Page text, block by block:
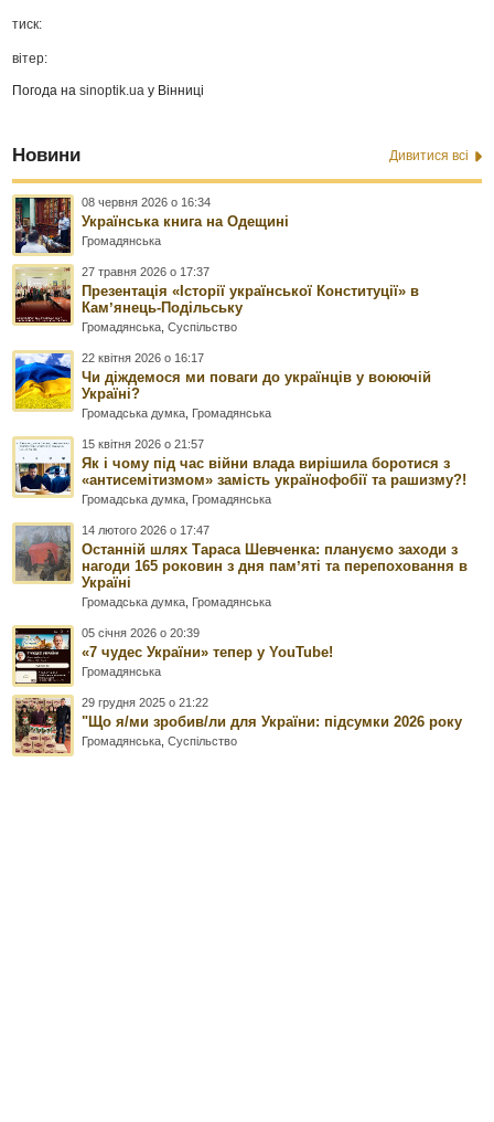
тиск:
вітер:
Погода наsinoptik.ua у Вінниці
Новини Дивитися всі
08 червня 2026 о 16:34
Українська книга на Одещині
Громадянська
27 травня 2026 о 17:37
Презентація «Історії української Конституції» в
Камʼянець-Подільську
Громадянська,Суспільство
22 квітня 2026 о 16:17
Чи діждемося ми поваги до українців у воюючій
Україні?
Громадська думка, Громадянська
15 квітня 2026 о 21:57
Як і чому під час війни влада вирішила боротися з
«антисемітизмом» замість українофобії та рашизму?!
Громадська думка, Громадянська
14 лютого 2026 о 17:47
Останній шлях Тараса Шевченка: плануємо заходи з
нагоди 165 роковин з дня памʼяті та перепоховання в
Україні
Громадська думка, Громадянська
05 січня 2026 о 20:39
«7 чудес України» тепер у YouTube!
Громадянська
29 грудня 2025 о 21:22
"Що я/ми зробив/ли для України: підсумки 2026 року
Громадянська,Суспільство